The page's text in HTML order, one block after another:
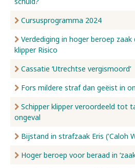
Cursusprogramma 2024
Verdediging in hoger beroep
klipper Risico
Cassatie ‘Utrechtse vergismoord’
Fors mildere straf dan geëist in
Schipper klipper veroordeeld tot
ongeval
Bijstand in strafzaak Eris ('Caloh
Hoger beroep voor beraad in